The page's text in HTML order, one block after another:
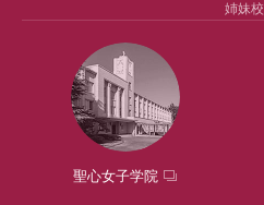
姉妹校
聖心女子学院